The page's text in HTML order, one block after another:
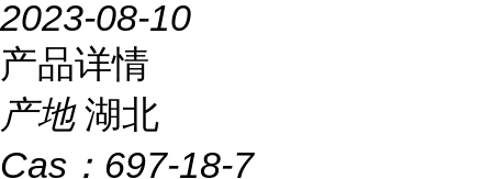
2023-08-10
产品详情
产地 湖北
Cas： 697-18-7